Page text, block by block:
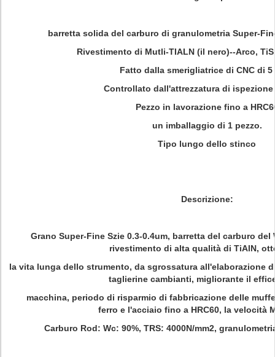
barretta solida del carburo di granulometria Super-
Rivestimento di Mutli-TIALN (il nero)--Arco,
Fatto dalla smerigliatrice di CNC di 5
Controllato dall'attrezzatura di
Pezzo in lavorazione fino a
un imballaggio di 1 pezzo.
Tipo lungo dello stinco
Descrizione:
Grano Super-Fine Szie 0.3-0.4um, barretta del carburo
rivestimento di alta qualità di TiAlN,
la vita lunga dello strumento, da sgrossatura all'elaborazione
taglierine cambianti, migliorante il
macchina, periodo di risparmio di fabbricazione delle
ferro e l'acciaio fino a HRC60, la velocità
Carburo Rod: Wc: 90%, TRS: 4000N/mm2,